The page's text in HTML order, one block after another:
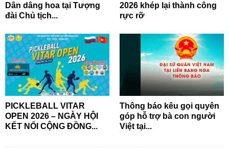
Dân dâng hoa tại Tượng
đài Chủ tịch...
2026 khép lại thành công
rực rỡ
PICKLEBALL VITAR
OPEN 2026 – NGÀY HỘI
KẾT NỐI CỘNG ĐỒNG...
Thông báo kêu gọi quyên
góp hỗ trợ bà con người
Việt tại...